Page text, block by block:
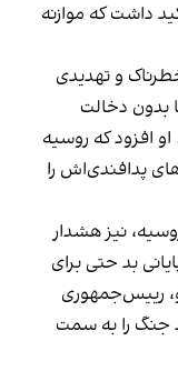
داشت که موازنه
و تهدیدی
بدون دخالت
افزود که روسیه
پدافندی‌اش را
نیز هشدار
بد حتی برای
رییس‌جمهوری
جنگ را به سمت